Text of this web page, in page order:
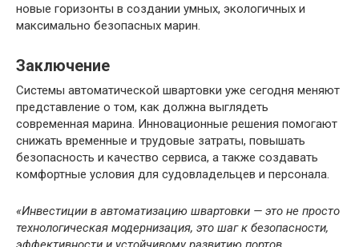
новые горизонты в создании умных, экологичных и
максимально безопасных марин.
Заключение
Системы автоматической швартовки уже сегодня меняют
представление о том, как должна выглядеть
современная марина. Инновационные решения помогают
снижать временные и трудовые затраты, повышать
безопасность и качество сервиса, а также создавать
комфортные условия для судовладельцев и персонала.
«Инвестиции в автоматизацию швартовки — это не просто
технологическая модернизация, это шаг к безопасности,